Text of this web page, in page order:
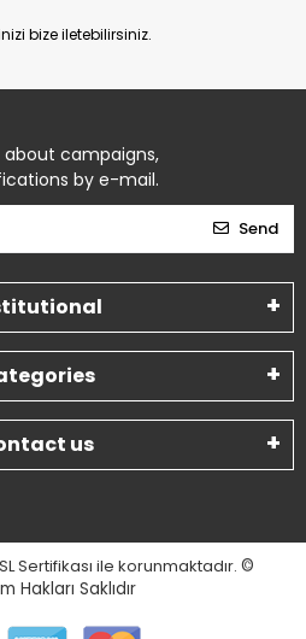
bize iletebilirsiniz.
campaigns,
by e-mail.
Send
us
Sertifikası ile korunmaktadır. ©
Hakları Saklıdır